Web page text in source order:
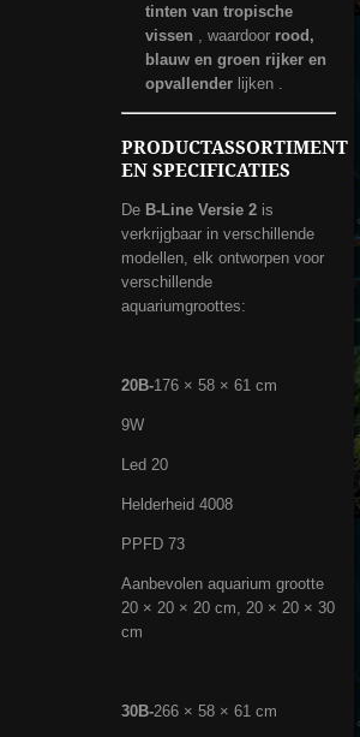
tinten van tropische
vissen
, waardoor rood,
blauw en groen rijker en
opvallender lijken
PRODUCTASSORTIMENT
EN SPECIFICATIES
De B-Line Versie 2 is
verkrijgbaar in verschillende
modellen, elk ontworpen voor
verschillende
aquariumgroottes:
20B-176 × 58 × 61 cm
9W
Led 20
Helderheid 4008
PPFD 73
Aanbevolen aquarium grootte
20 × 20 × 20 cm, 20 × 20 × 30
cm
30B-266 × 58 × 61 cm